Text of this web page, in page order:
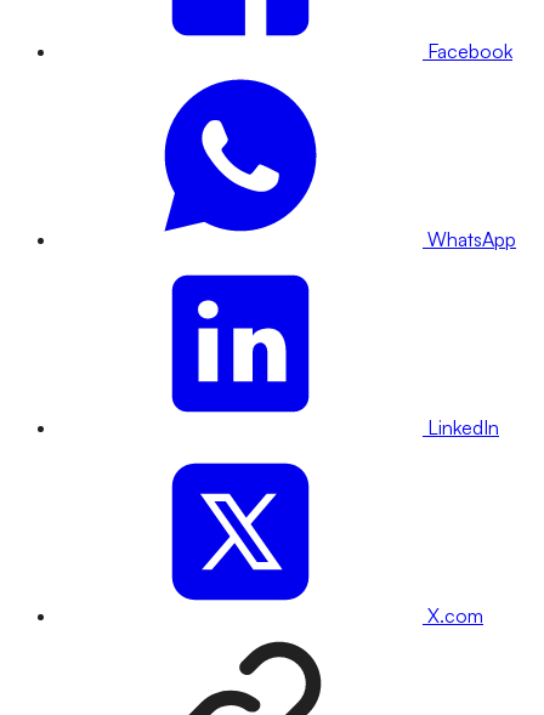
Facebook
WhatsApp
LinkedIn
X.com